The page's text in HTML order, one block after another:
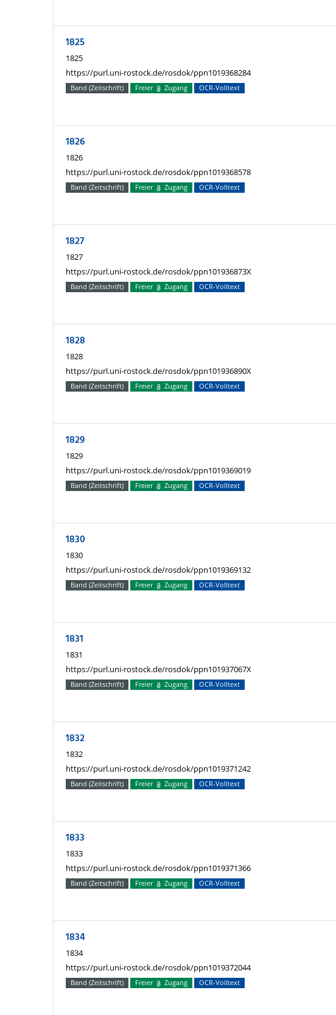
1825
1825
https://purl.uni-rostock.de/rosdok/ppn1019368284
Band (Zeitschrift) Freier Zugang OCR-Volltext
1826
1826
https://purl.uni-rostock.de/rosdok/ppn1019368578
Band (Zeitschrift) Freier Zugang OCR-Volltext
1827
1827
https://purl.uni-rostock.de/rosdok/ppn101936873X
Band (Zeitschrift) Freier Zugang OCR-Volltext
1828
1828
https://purl.uni-rostock.de/rosdok/ppn101936890X
Band (Zeitschrift) Freier Zugang OCR-Volltext
1829
1829
https://purl.uni-rostock.de/rosdok/ppn1019369019
Band (Zeitschrift) Freier Zugang OCR-Volltext
1830
1830
https://purl.uni-rostock.de/rosdok/ppn1019369132
Band (Zeitschrift) Freier Zugang OCR-Volltext
1831
1831
https://purl.uni-rostock.de/rosdok/ppn101937067X
Band (Zeitschrift) Freier Zugang OCR-Volltext
1832
1832
https://purl.uni-rostock.de/rosdok/ppn1019371242
Band (Zeitschrift) Freier Zugang OCR-Volltext
1833
1833
https://purl.uni-rostock.de/rosdok/ppn1019371366
Band (Zeitschrift) Freier Zugang OCR-Volltext
1834
1834
https://purl.uni-rostock.de/rosdok/ppn1019372044
Band (Zeitschrift) Freier Zugang OCR-Volltext